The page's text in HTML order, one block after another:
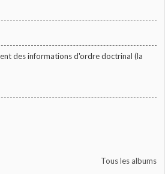
des informations d'ordre doctrinal (la
Tous les albums